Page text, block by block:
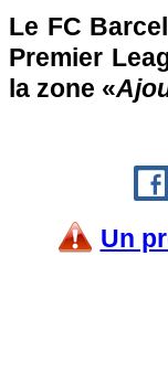
Le FC
Premier
la zone «
Un